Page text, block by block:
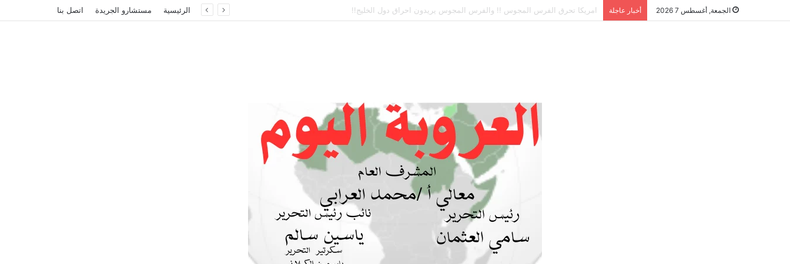
الجمعة, أغسطس 7 2026 أخبار عاجلة الشراكة الاستراتيجية بين السودان والسعودية… مشروع للمستقبل لا اتفاق للماضي الرئيسية مستشارو الجريدة اتصل بنا